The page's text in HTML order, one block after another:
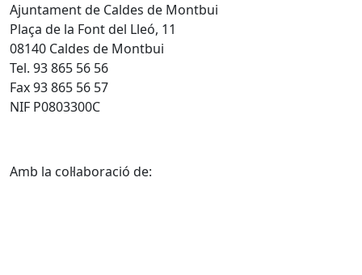
Ajuntament de Caldes de Montbui
Plaça de la Font del Lleó, 11
08140 Caldes de Montbui
Tel. 93 865 56 56
Fax 93 865 56 57
NIF P0803300C
Amb la col·laboració de: